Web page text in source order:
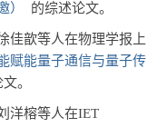
）
的综述论文。
佳歆等人在物理学报上
赋能量子通信与量子传
。
洋榕等人在IET